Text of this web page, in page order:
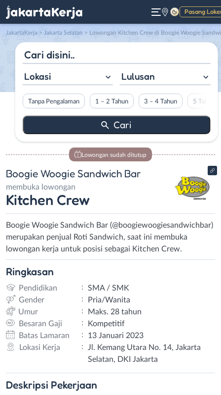
Pasang
Gelap
JakartaKerja > Jakarta Selatan > Lowongan Kitchen Crew di Boogie Woogie Sandwich Bar
Lokasi Lulusan
Tanpa Pengalaman 1 – 2 Tahun 3 – 4 Tahun 5 Tahun
Lowongan sudah ditutup
Boogie Woogie Sandwich Bar
membuka lowongan
Kitchen Crew
Boogie Woogie Sandwich Bar (@boogiewoogiesandwichbar)
merupakan penjual Roti Sandwich, saat ini membuka
lowongan kerja untuk posisi sebagai Kitchen Crew.
Ringkasan
Pendidikan :
SMA / SMK
Gender
:
Pria/Wanita
Umur
:
Maks. 28 tahun
Besaran Gaji
:
Kompetitif
Batas Lamaran
:
13 Januari 2023
Lokasi Kerja
:
Jl. Kemang Utara No. 14, Jakarta
Selatan, DKI Jakarta
Deskripsi Pekerjaan